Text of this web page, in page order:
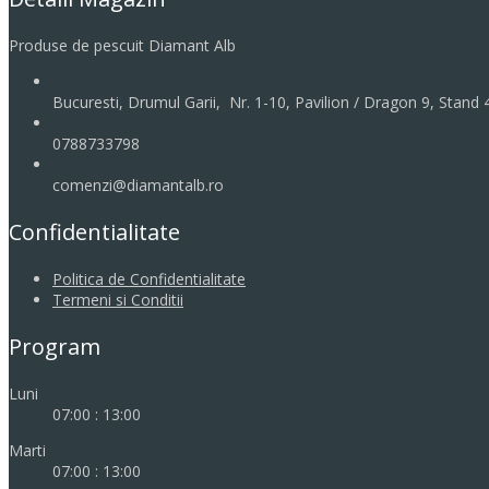
Produse de pescuit Diamant Alb
Bucuresti, Drumul Garii, Nr. 1-10, Pavilion / Dragon 9, Stand
0788733798
comenzi@diamantalb.ro
Confidentialitate
Politica de Confidentialitate
Termeni si Conditii
Program
Luni
07:00 : 13:00
Marti
07:00 : 13:00